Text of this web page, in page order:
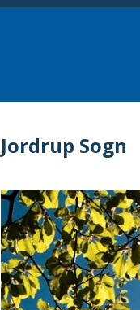
Jordrup Sogn